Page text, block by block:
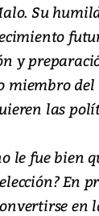
Su
y
del
las
le fue bien
En